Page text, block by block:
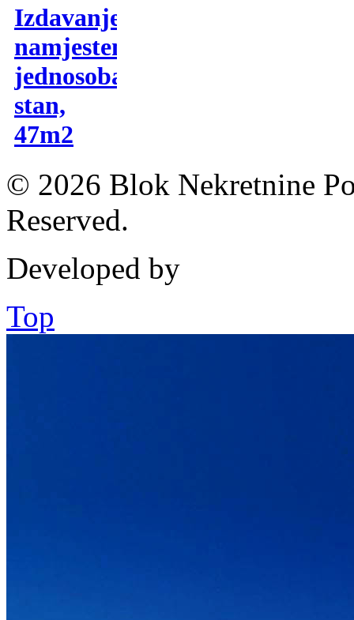
Izdavanje,
namjesten
jednosoban
stan,
47m2
© 2026 Blok Nekretnine
Reserved.
Developed by
Top